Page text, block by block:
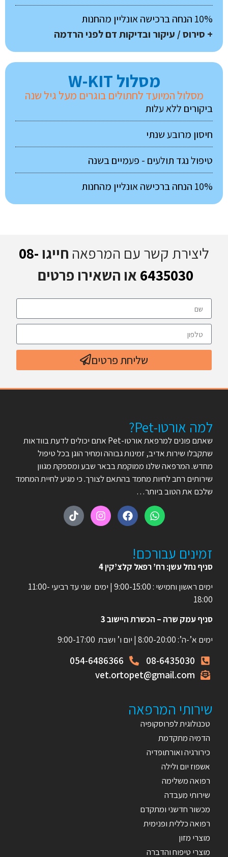
10% הנחה ברכישה אונליין מהחנות
+ סירוס / עיקור ובדיקות דם לפני הרדמה
מסלול W-KIT
מסלול המיועד לחתולים בוגרים מעל גיל שנה
ביקורים ללא עלות
חיסון מרובע שנתי
טיפול נגד תולעים - פעמיים בשנה
10% הנחה ברכישה אונליין מהחנות
ליצירת קשר עם המרפאה חייגו 08-
6435030 או השאירו פרטים
שליחת פרטים
למה אורטו-Pet?
שאתם פונים למרפאת אורטו-Pet אתם יכולים לדעת בוודאות
שתקבלו שירות אדיב, זמינות גבוהה ומחיר הוגן בכל טיפול
מחדש. המרפאה שלנו ממוקמת בבאר שבע ומספקת מגוון
שירותים רחב לחיות מחמד בהתאם לצורך. כי מגיע לחיית המחמד
שלכם את הטוב ביותר…
זמינים עבורכם!
סניף נחל עשן: רח’ רפאל קלצ’קין 4
ימים ראשון וחמישי : 9:00-15:00 | ימים שני עד רביעי 11:00-
18:00
סניף עמק שרה – הכשרת היישוב 3
ימים א’-ה’: 8:00-20:00 | יום ו’ ושבת 9:00-17:00
08-6435030
054-6486366
vet.ortopet@gmail.com
שירותי המרפאה
טכנולוגית לפרוסקופיה
הדמיה מתקדמת
כירורגיה ואורתופדיה
אשפוז יום ולילה
רפואה משלימה
שירותי מעבדה
מכשור חדשני ומתקדם
רפואה כללית ופנימית
מוצרי מזון
מוצרי טיפוח והדברה